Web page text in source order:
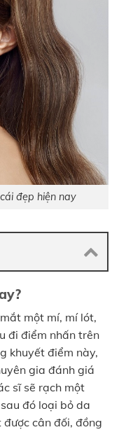
đẹp hiện nay
một mí, mí lót,
đi điểm nhấn trên
khuyết điểm này,
gia đánh giá
sĩ sẽ rạch một
đó loại bỏ da
cân đối, đồng